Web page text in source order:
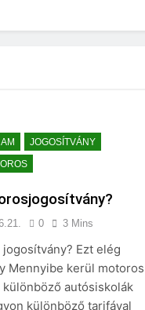
AM
JOGOSÍTVÁNY
0 3 Mins
Ezt elég
Mennyibe kerül motoros
autósiskolák
különböző tarifával